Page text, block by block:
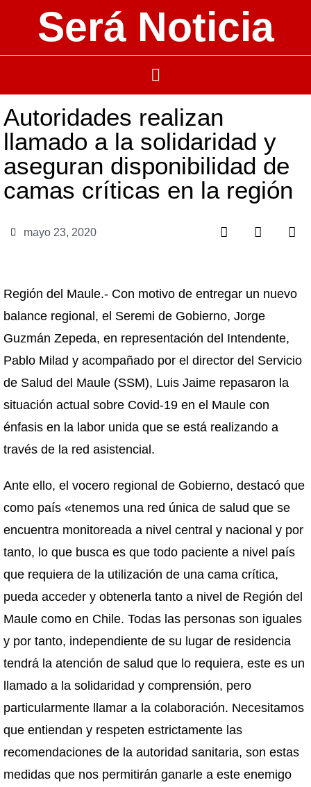
Será Noticia
Autoridades realizan
llamado a la solidaridad y
aseguran disponibilidad de
camas críticas en la región
mayo 23, 2020
Región del Maule.- Con motivo de entregar un nuevo
balance regional, el Seremi de Gobierno, Jorge
Guzmán Zepeda, en representación del Intendente,
Pablo Milad y acompañado por el director del Servicio
de Salud del Maule (SSM), Luis Jaime repasaron la
situación actual sobre Covid-19 en el Maule con
énfasis en la labor unida que se está realizando a
través de la red asistencial.
Ante ello, el vocero regional de Gobierno, destacó que
como país «tenemos una red única de salud que se
encuentra monitoreada a nivel central y nacional y por
tanto, lo que busca es que todo paciente a nivel país
que requiera de la utilización de una cama crítica,
pueda acceder y obtenerla tanto a nivel de Región del
Maule como en Chile. Todas las personas son iguales
y por tanto, independiente de su lugar de residencia
tendrá la atención de salud que lo requiera, este es un
llamado a la solidaridad y comprensión, pero
particularmente llamar a la colaboración. Necesitamos
que entiendan y respeten estrictamente las
recomendaciones de la autoridad sanitaria, son estas
medidas que nos permitirán ganarle a este enemigo